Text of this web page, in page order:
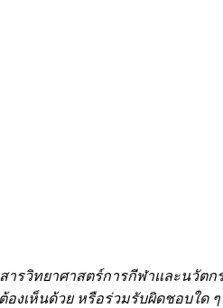
รวิทยาศาสตร์การกีฬาและนวัต
องเห็นด้วย หรือร่วมรับผิดชอบใด ๆ